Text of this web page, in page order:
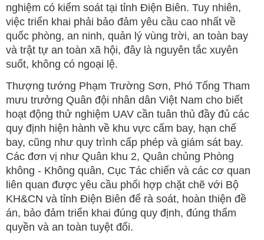
nghiệm có kiểm soát tại tỉnh Điện Biên. Tuy nhiên,
việc triển khai phải bảo đảm yêu cầu cao nhất về
quốc phòng, an ninh, quản lý vùng trời, an toàn bay
và trật tự an toàn xã hội, đây là nguyên tắc xuyên
suốt, không có ngoại lệ.
Thượng tướng Phạm Trường Sơn, Phó Tổng Tham
mưu trưởng Quân đội nhân dân Việt Nam cho biết
hoạt động thử nghiệm UAV cần tuân thủ đầy đủ các
quy định hiện hành về khu vực cấm bay, hạn chế
bay, cũng như quy trình cấp phép và giám sát bay.
Các đơn vị như Quân khu 2, Quân chủng Phòng
không - Không quân, Cục Tác chiến và các cơ quan
liên quan được yêu cầu phối hợp chặt chẽ với Bộ
KH&CN và tỉnh Điện Biên để rà soát, hoàn thiện đề
án, bảo đảm triển khai đúng quy định, đúng thẩm
quyền và an toàn tuyệt đối.